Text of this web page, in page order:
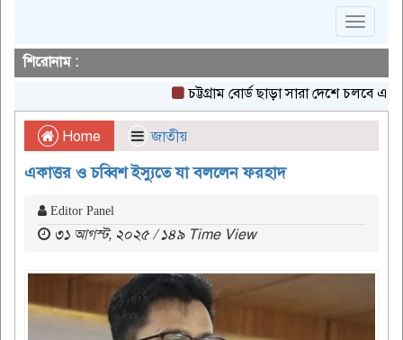
Toggle
শিরোনাম :
চট্টগ্রাম বোর্ড ছাড়া সারা দেশে চলবে
Home জাতীয়
একাত্তর ও চব্বিশ ইস্যুতে যা বললেন ফরহাদ
Editor Panel
৩১ আগস্ট, ২০২৫ / ১৪৯ Time View